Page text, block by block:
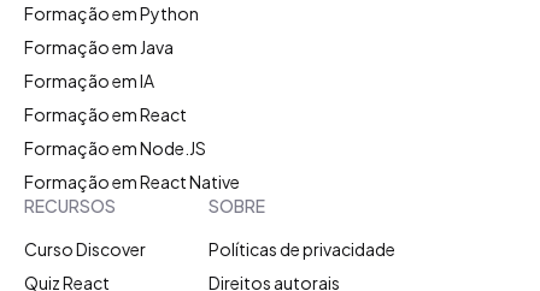
Formação em Python
Formação em Java
Formação em IA
Formação em React
Formação em Node.JS
Formação em React Native
RECURSOS
Curso Discover
Quiz React
SOBRE
Políticas de privacidade
Direitos autorais